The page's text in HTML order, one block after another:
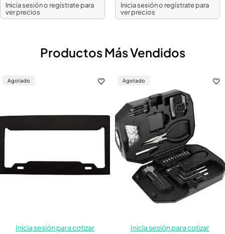
Inicia sesión o regístrate para
ver precios
Inicia sesión o regístrate para
ver precios
Productos Más Vendidos
Agotado
Inicia sesión para cotizar
Agotado
Inicia sesión para cotizar